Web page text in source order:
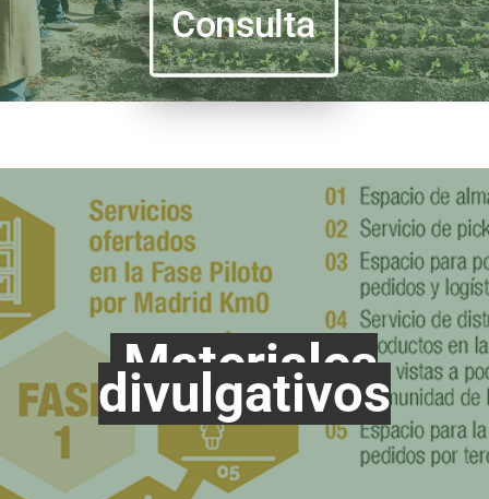
Consulta
Materiales
divulgativos